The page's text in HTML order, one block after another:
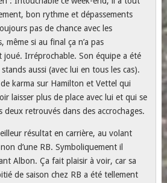
bon rythme et dépassements
pas de chance avec les
même si au final ça n’a pas
joué. Irréprochable. Son équipe a été
aussi (avec lui en tous les cas).
karma sur Hamilton et Vettel qui
laisser plus de place avec lui et qui se
deux retrouvés dans des accrochages.
résultat en carrière, au volant
d’une RB. Symboliquement il
Albon. Ça fait plaisir à voir, car sa
de saison chez RB a été tellement